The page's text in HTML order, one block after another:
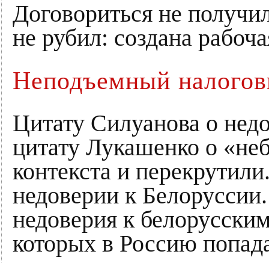
Договориться не
не рубил: создана
Неподъемный
Цитату Силуанова о
цитату Лукашенко о
контекста и
недоверии к
недоверия к
которых в Россию